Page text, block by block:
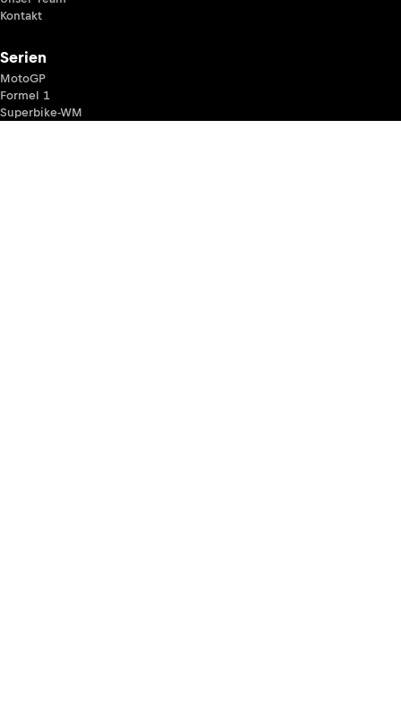
Kontakt
Serien
MotoGP
Formel 1
Superbike-WM